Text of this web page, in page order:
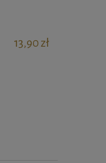
13,90 zł